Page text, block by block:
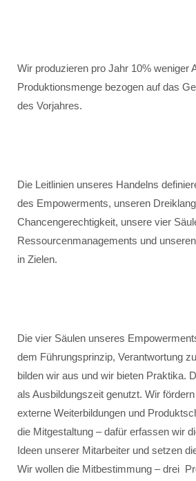
Wir produzieren pro Jahr 10% weniger
Produktionsmenge bezogen auf das
des Vorjahres.
Die Leitlinien unseres Handelns
des Empowerments, unseren
Chancengerechtigkeit, unsere vier
Ressourcenmanagements und
in Zielen.
Die vier Säulen unseres
dem Führungsprinzip, Verantwortung
bilden wir aus und wir bieten Praktika.
als Ausbildungszeit genutzt. Wir
externe Weiterbildungen und
die Mitgestaltung – dafür erfassen wir
Ideen unserer Mitarbeiter und setzen
Wir wollen die Mitbestimmung – drei